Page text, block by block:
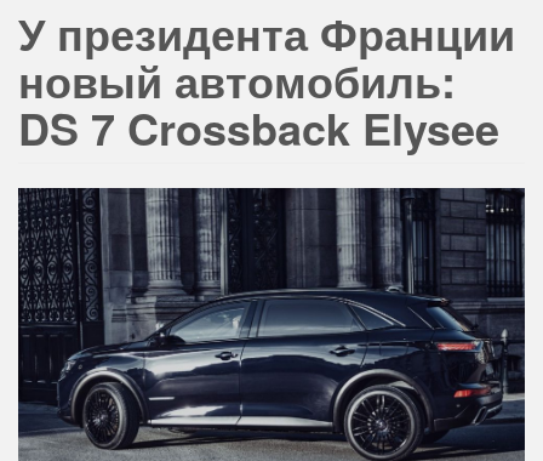
У президента Франции
новый автомобиль:
DS 7 Crossback Elysee